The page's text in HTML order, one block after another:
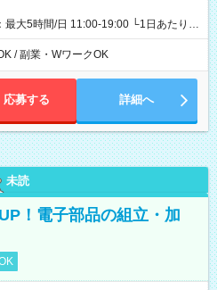
最大5時間/日 11:00-19:00 └1日あたりの
の時間帯内であれば、いつでも勤務可
で、お好きな曜日でご勤務いただけま
、自由な働き方が可能なお仕事です！
/ 副業・WワークOK
応募する 詳細へ
未読
！電子部品の組立・加